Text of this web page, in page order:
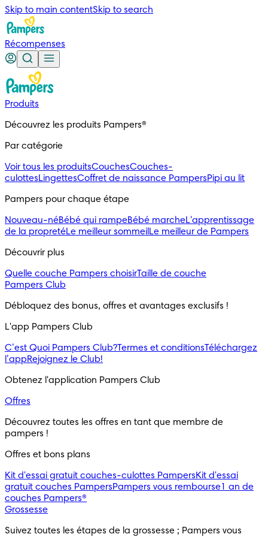
Skip to main contentSkip to search
Récompenses
Produits
Découvrez les produits Pampers®
Par catégorie
Voir tous les produitsCouchesCouches-
culottesLingettesCoffret de naissance PampersPipi au lit
Pampers pour chaque étape
Nouveau-néBébé qui rampeBébé marcheL'apprentissage
de la propretéLe meilleur sommeil Le meilleur de Pampers
Découvrir plus
Quelle couche Pampers choisirTaille de couche
Pampers Club
Débloquez des bonus, offres et avantages exclusifs !
L'app Pampers Club
C’est Quoi Pampers Club?Termes et conditionsTéléchargez
l’appRejoignez le Club!
Obtenez l'application Pampers Club
Offres
Découvrez toutes les offres en tant que membre de
pampers !
Offres et bons plans
Kit d'essai gratuit couches-culottes PampersKit d'essai
gratuit couches PampersPampers vous rembourse1 an de
couches Pampers®
Grossesse
Suivez toutes les étapes de la grossesse ; Pampers vous